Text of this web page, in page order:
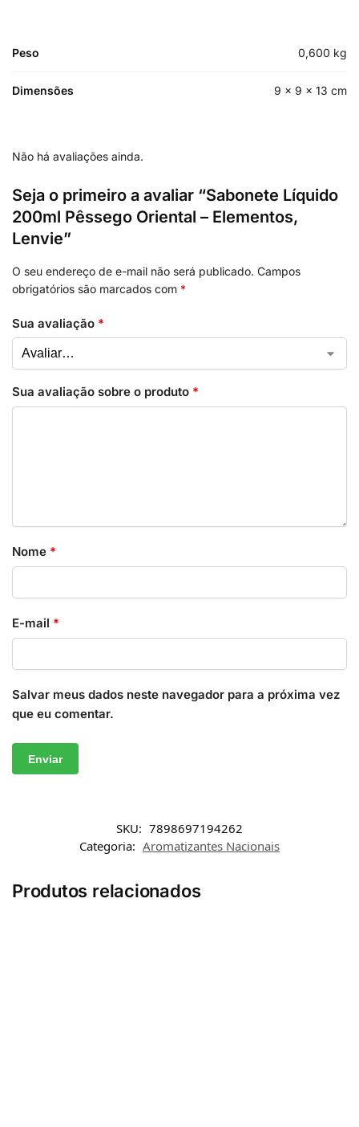
Peso 0,600 kg
Dimensões 9 × 9 × 13 cm
Não há avaliações ainda.
Seja o primeiro a avaliar “Sabonete Líquido
200ml Pêssego Oriental – Elementos,
Lenvie”
O seu endereço de e-mail não será publicado. Campos
obrigatórios são marcados com *
Sua avaliação *
Sua avaliação sobre o produto *
Nome *
E-mail *
Salvar meus dados neste navegador para a próxima vez
que eu comentar.
SKU: 7898697194262
Categoria: Aromatizantes Nacionais
Produtos relacionados